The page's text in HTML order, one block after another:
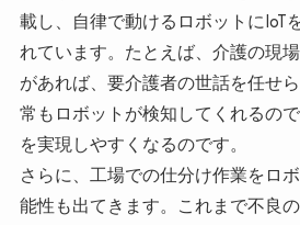
載し、自律で動けるロボットにIoT
れています。たとえば、介護の現
があれば、要介護者の世話を任せ
常もロボットが検知してくれるの
を実現しやすくなるのです。
さらに、工場での仕分け作業をロ
能性も出てきます。これまで不良